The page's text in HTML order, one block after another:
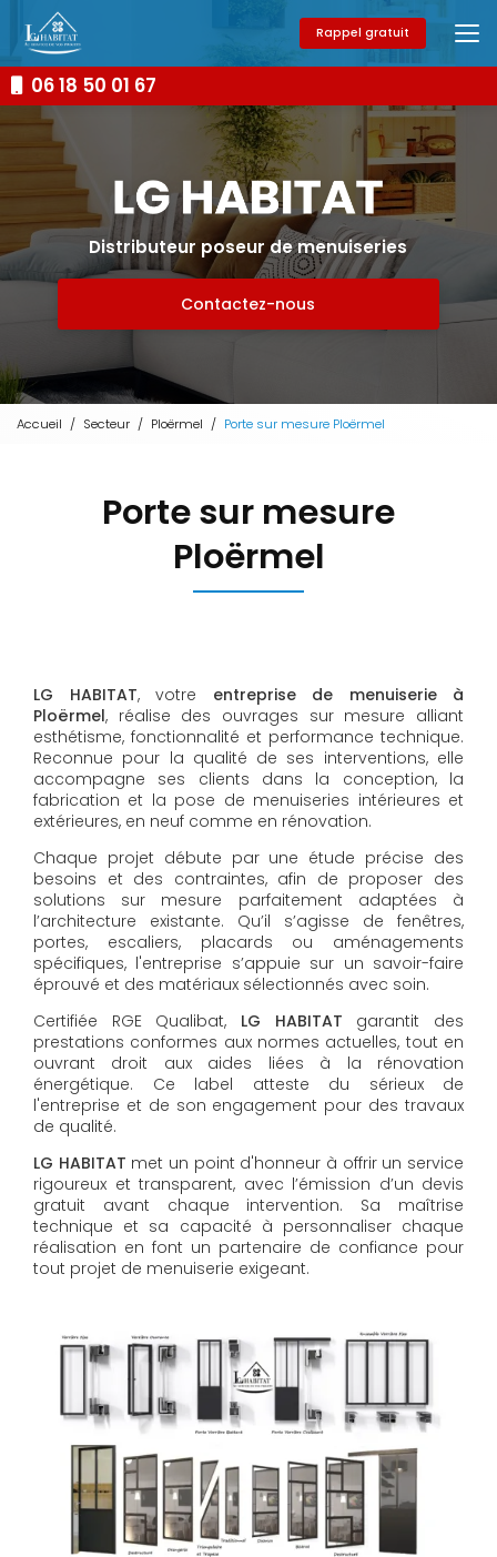
contenu
principal06 18 50 01 67
Rappel gratuit
Distributeur poseur de menuiseries
Contactez-nous
Accueil Secteur Ploërmel Porte sur mesure Ploërmel
Porte sur mesure
Ploërmel
LG HABITAT, votre entreprise de menuiserie à
Ploërmel, réalise des ouvrages sur mesure alliant
esthétisme, fonctionnalité et performance technique.
Reconnue pour la qualité de ses interventions, elle
accompagne ses clients dans la conception, la
fabrication et la pose de menuiseries intérieures et
extérieures, en neuf comme en rénovation.
Chaque projet débute par une étude précise des
besoins et des contraintes, afin de proposer des
solutions sur mesure parfaitement adaptées à
l’architecture existante. Qu’il s’agisse de fenêtres,
portes, escaliers, placards ou aménagements
spécifiques, l'entreprise s’appuie sur un savoir-faire
éprouvé et des matériaux sélectionnés avec soin.
Certifiée RGE Qualibat, LG HABITAT garantit des
prestations conformes aux normes actuelles, tout en
ouvrant droit aux aides liées à la rénovation
énergétique. Ce label atteste du sérieux de
l'entreprise et de son engagement pour des travaux
de qualité.
LG HABITAT met un point d'honneur à offrir un service
rigoureux et transparent, avec l’émission d’un devis
gratuit avant chaque intervention. Sa maîtrise
technique et sa capacité à personnaliser chaque
réalisation en font un partenaire de confiance pour
tout projet de menuiserie exigeant.